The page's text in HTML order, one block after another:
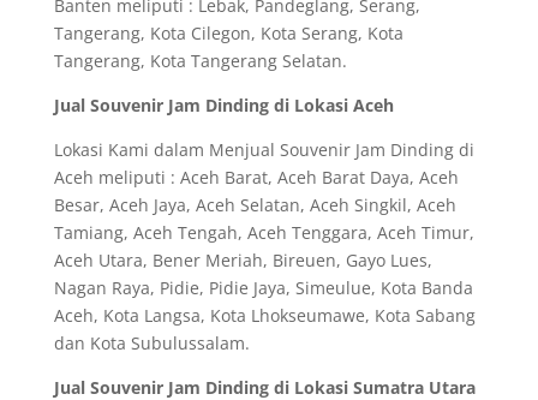
Banten meliputi : Lebak, Pandeglang, Serang,
Tangerang, Kota Cilegon, Kota Serang, Kota
Tangerang, Kota Tangerang Selatan.
Jual Souvenir Jam Dinding di Lokasi Aceh
Lokasi Kami dalam Menjual Souvenir Jam Dinding di
Aceh meliputi : Aceh Barat, Aceh Barat Daya, Aceh
Besar, Aceh Jaya, Aceh Selatan, Aceh Singkil, Aceh
Tamiang, Aceh Tengah, Aceh Tenggara, Aceh Timur,
Aceh Utara, Bener Meriah, Bireuen, Gayo Lues,
Nagan Raya, Pidie, Pidie Jaya, Simeulue, Kota Banda
Aceh, Kota Langsa, Kota Lhokseumawe, Kota Sabang
dan Kota Subulussalam.
Jual Souvenir Jam Dinding di Lokasi Sumatra Utara